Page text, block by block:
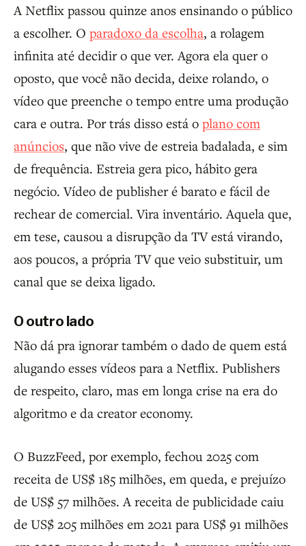
A Netflix passou quinze anos ensinando o público
a escolher. O paradoxo da escolha, a rolagem
infinita até decidir o que ver. Agora ela quer o
oposto, que você não decida, deixe rolando, o
vídeo que preenche o tempo entre uma produção
cara e outra. Por trás disso está o plano com
anúncios, que não vive de estreia badalada, e sim
de frequência. Estreia gera pico, hábito gera
negócio. Vídeo de publisher é barato e fácil de
rechear de comercial. Vira inventário. Aquela que,
em tese, causou a disrupção da TV está virando,
aos poucos, a própria TV que veio substituir, um
canal que se deixa ligado.
O outro lado
Não dá pra ignorar também o dado de quem está
alugando esses vídeos para a Netflix. Publishers
de respeito, claro, mas em longa crise na era do
algoritmo e da creator economy.
O BuzzFeed, por exemplo, fechou 2025 com
receita de US$ 185 milhões, em queda, e prejuízo
de US$ 57 milhões. A receita de publicidade caiu
de US$ 205 milhões em 2021 para US$ 91 milhões